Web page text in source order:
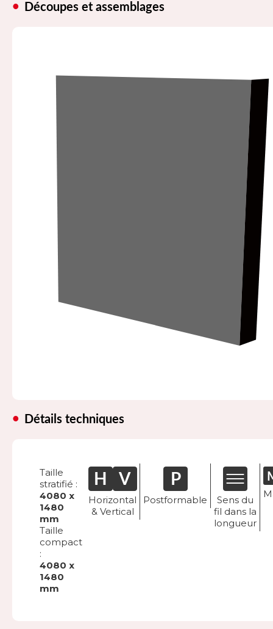
Découpes et assemblages
Détails techniques
Taille
stratifié :
4080 x
1480
mm
Taille
compact
:
4080 x
1480
mm
Horizontal
& Vertical
Postformable
Sens du
fil dans la
longueur